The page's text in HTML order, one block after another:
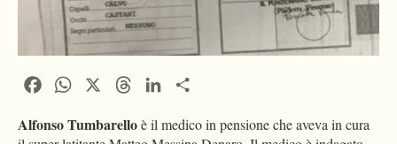
FacebookWhatsApp ThreadsLinkedIn
Alfonso Tumbarelloè il medico in pensione che aveva in cura